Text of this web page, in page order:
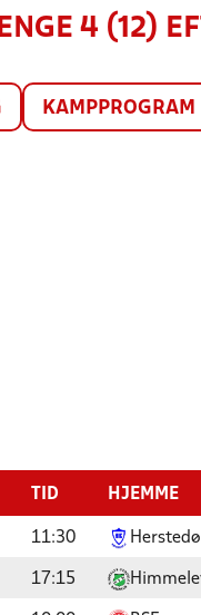
4 (12)
KAMPPROGRAM
TID HJEMME
11:30
17:15